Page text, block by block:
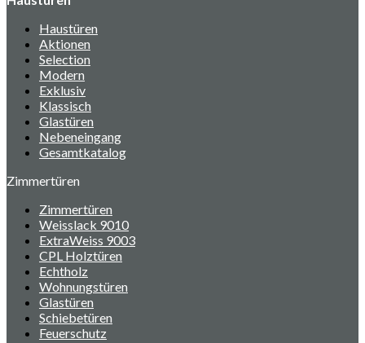
Haustüren
Aktionen
Selection
Modern
Exklusiv
Klassisch
Glastüren
Nebeneingang
Gesamtkatalog
Zimmertüren
Zimmertüren
Weisslack 9010
ExtraWeiss 9003
CPL Holztüren
Echtholz
Wohnungstüren
Glastüren
Schiebetüren
Feuerschutz